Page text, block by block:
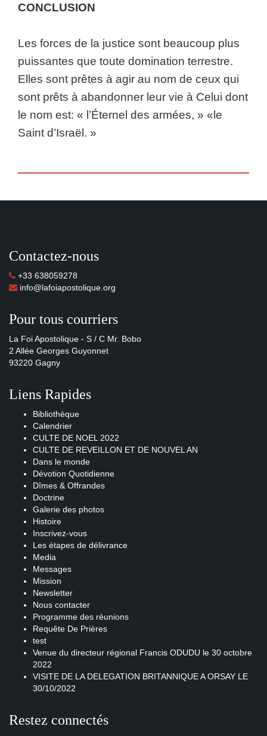
CONCLUSION
Les forces de la justice sont beaucoup plus
puissantes que toute domination terrestre.
Elles sont prêtes à agir au nom de ceux qui
sont prêts à abandonner leur vie à Celui dont
le nom est: « l’Éternel des armées, » «le
Saint d’Israël. »
Contactez-nous
+33 638059278
info@lafoiapostolique.org
Pour tous courriers
La Foi Apostolique - S / C Mr. Bobo
2 Allée Georges Guyonnet
93220 Gagny
Liens Rapides
Bibliothèque
Calendrier
CULTE DE NOEL 2022
CULTE DE REVEILLON ET DE NOUVEL AN
Dans le monde
Dévotion Quotidienne
Dîmes & Offrandes
Doctrine
Galerie des photos
Histoire
Inscrivez-vous
Les étapes de délivrance
Media
Messages
Mission
Newsletter
Nous contacter
Programme des réunions
Requête De Prières
test
Venue du directeur régional Francis ODUDU le 30 octobre
2022
VISITE DE LA DELEGATION BRITANNIQUE A ORSAY LE
30/10/2022
Restez connectés